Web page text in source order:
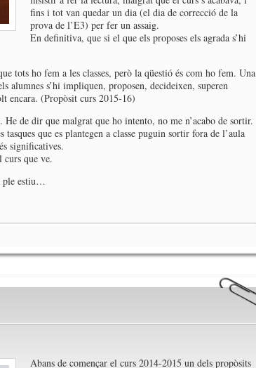
fins i tot van quedar un dia (el dia de correcció de la
prova de l’E3) per fer un assaig.
En definitiva, que si el que els proposes els agrada s’hi
tots ho fem a les classes, però la qüestió és com ho fem. Una
alumnes s’hi impliquen, proposen, decideixen, superen
encara. (Propòsit curs 2015-16)
de dir que malgrat que ho intento, no me n’acabo de sortir.
que es plantegen a classe puguin sortir fora de l’aula
significatives.
curs que ve.
ple estiu…
Abans de començar el curs 2014-2015 un dels propòsits